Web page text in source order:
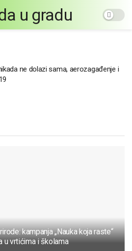
ne dolazi sama, aerozagađenje i
kampanja „Nauka koja raste“
u vrtićima i školama